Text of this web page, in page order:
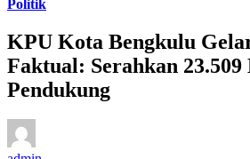
Politik
KPU Kota Bengkulu
Faktual: Serahkan 23.509
Pendukung